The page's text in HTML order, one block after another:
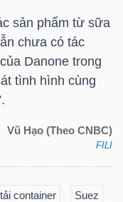
sản phẩm từ sữa
chưa có tác
Danone trong
tình hình cùng
Vũ Hạo (Theo CNBC)
FILI
container Suez